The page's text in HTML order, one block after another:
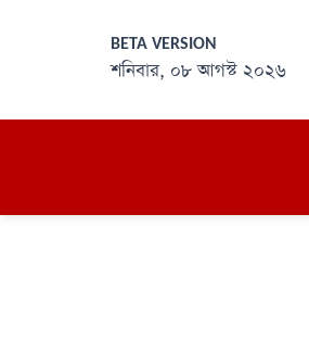
BETA VERSION
শনিবার, ০৮ আগস্ট ২০২৬